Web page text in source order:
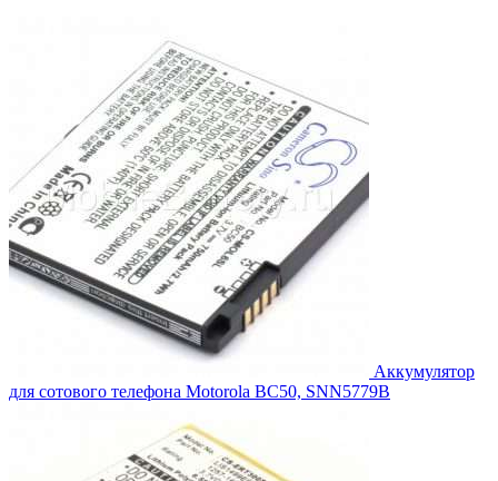
Аккумулятор
для сотового телефона Motorola BC50, SNN5779B